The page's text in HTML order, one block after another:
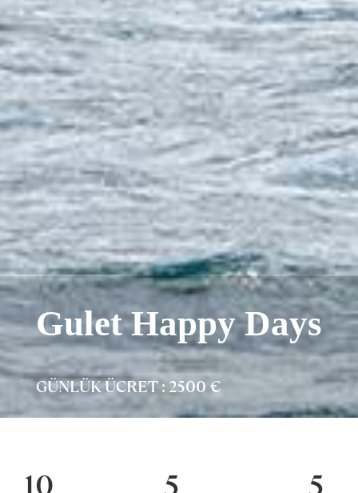
Gulet Happy Days
GÜNLÜK ÜCRET : 2500 €